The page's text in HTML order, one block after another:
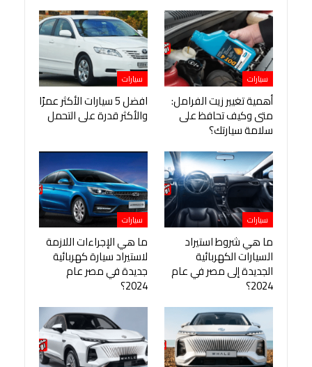
سيارات
أهمية تغيير زيت الفرامل:
متى وكيف تحافظ على
سلامة سيارتك؟
سيارات
افضل 5 سيارات الأكثر عمرًا
والأكثر قدرة على التحمل
سيارات
ما هي شروط استيراد
السيارات الكهربائية
الجديدة إلى مصر في عام
2024؟
سيارات
ما هي الإجراءات اللازمة
لاستيراد سيارة كهربائية
جديدة في مصر عام
2024؟